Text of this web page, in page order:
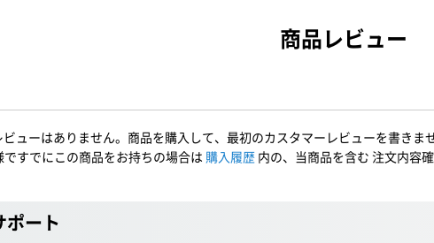
商品レビュー
ューはありません。商品を購入して、最初のカスタマーレビューを書きま
すでにこの商品をお持ちの場合は 購入履歴 内の、当商品を含む 注文内容
ポート